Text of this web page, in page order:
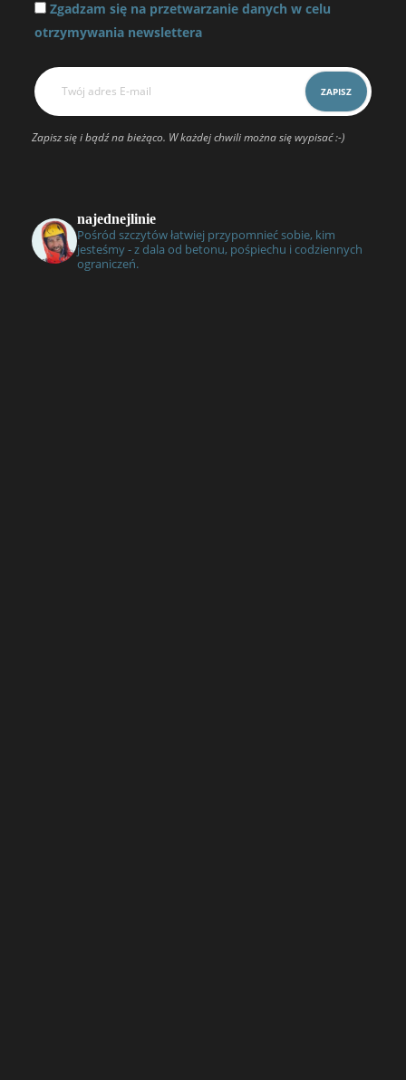
Zgadzam się na przetwarzanie danych w celu
otrzymywania newslettera
Zapisz się i bądź na bieżąco. W każdej chwili można się wypisać :-)
najednejlinie
Pośród szczytów łatwiej przypomnieć sobie, kim
jesteśmy - z dala od betonu, pośpiechu i codziennych
ograniczeń.